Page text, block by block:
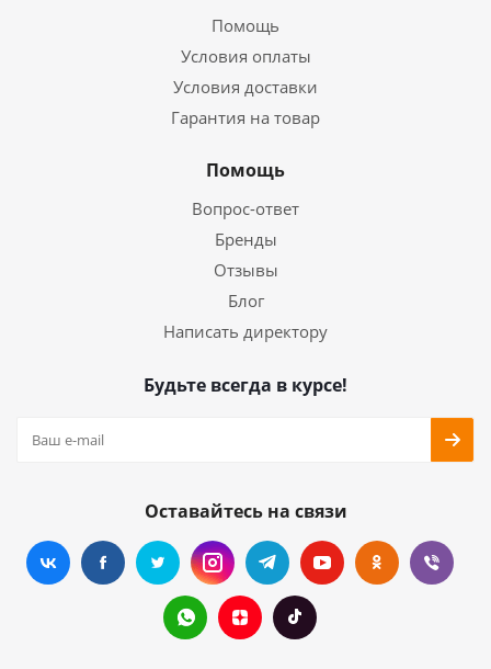
Помощь
Условия оплаты
Условия доставки
Гарантия на товар
Помощь
Вопрос-ответ
Бренды
Отзывы
Блог
Написать директору
Будьте всегда в курсе!
Оставайтесь на связи